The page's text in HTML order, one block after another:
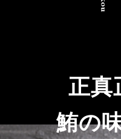
正真
鮪の